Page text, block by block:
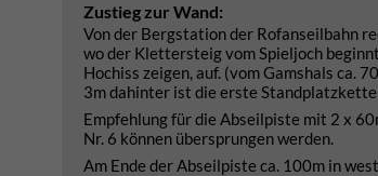
Zustieg zur Wand:
Von der Bergstation der Rofanseilbahn
wo der Klettersteig vom Spieljoch
Hochiss zeigen, auf. (vom Gamshals ca.
3m dahinter ist die erste Standplatzkette
Empfehlung für die Abseilpiste mit 2 x
Nr. 6 können übersprungen werden.
Am Ende der Abseilpiste ca. 100m in